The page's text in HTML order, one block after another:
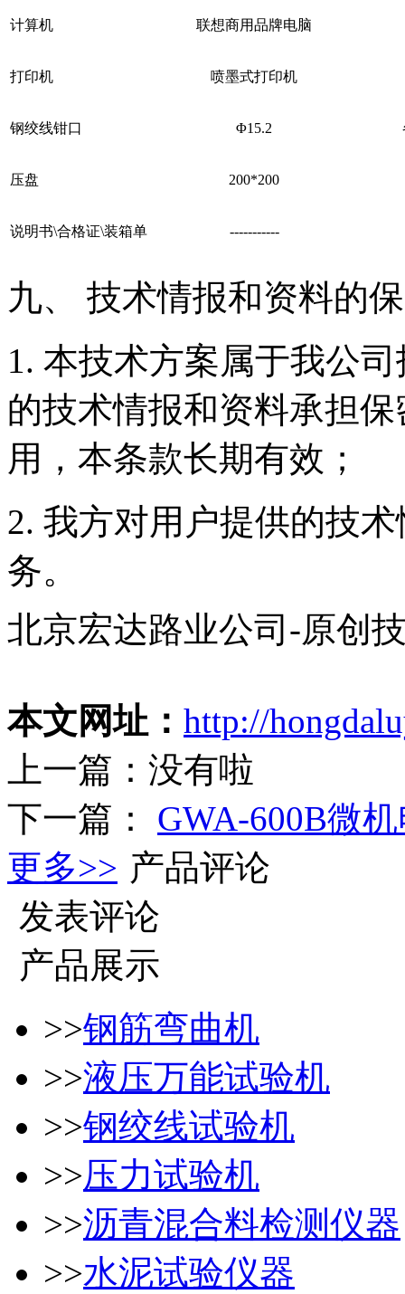
计算机 联想商用品牌电脑
打印机 喷墨式打印机
钢绞线钳口 Φ15.2
压盘 200*200
说明书\合格证\装箱单 -----------
九、 技术情报和资料的
1. 本技术方案属于我公
的技术情报和资料承担
用，本条款长期有效；
2. 我方对用户提供的技
务。
北京宏达路业公司-原创
本文网址： http://
上一篇：没有啦
下一篇： GWA-600B微
更多>> 产品评论
发表评论
产品展示
>>钢筋弯曲机
>>液压万能试验机
>>钢绞线试验机
>>压力试验机
>>沥青混合料检测仪器
>>水泥试验仪器